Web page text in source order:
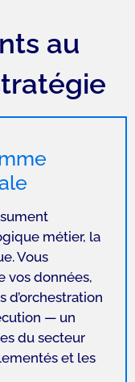
au
métier, la
Vous
vos données,
d’orchestration
— un
du secteur
et les